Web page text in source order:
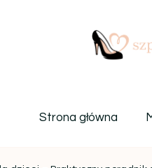
Strona główna